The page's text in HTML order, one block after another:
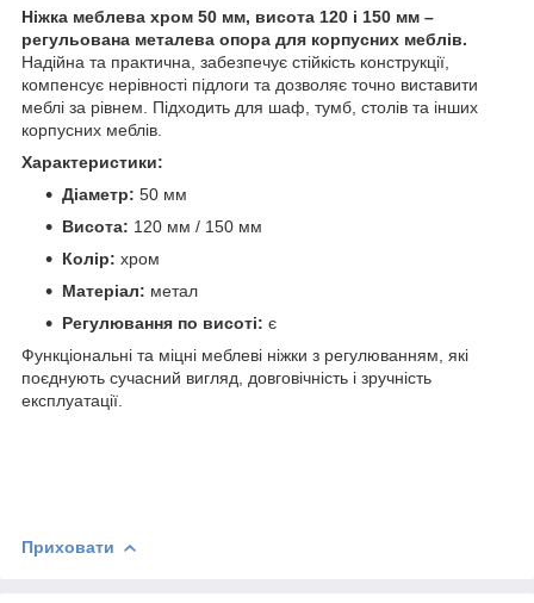
Ніжка меблева хром 50 мм, висота 120 і 150 мм –
регульована металева опора для корпусних меблів.
Надійна та практична, забезпечує стійкість конструкції,
компенсує нерівності підлоги та дозволяє точно виставити
меблі за рівнем. Підходить для шаф, тумб, столів та інших
корпусних меблів.
Характеристики:
Діаметр: 50 мм
Висота: 120 мм / 150 мм
Колір: хром
Матеріал: метал
Регулювання по висоті: є
Функціональні та міцні меблеві ніжки з регулюванням, які
поєднують сучасний вигляд, довговічність і зручність
експлуатації.
Приховати